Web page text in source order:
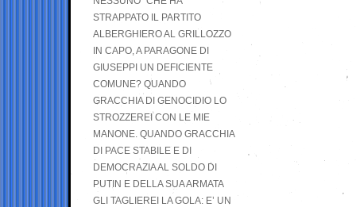
STRAPPATO IL PARTITO
ALBERGHIERO AL GRILLOZZO
IN CAPO, A PARAGONE DI
GIUSEPPI UN DEFICIENTE
COMUNE? QUANDO
GRACCHIA DI GENOCIDIO LO
STROZZEREI CON LE MIE
MANONE. QUANDO GRACCHIA
DI PACE STABILE E DI
DEMOCRAZIA AL SOLDO DI
PUTIN E DELLA SUA ARMATA
GLI TAGLIEREI LA GOLA: E’ UN